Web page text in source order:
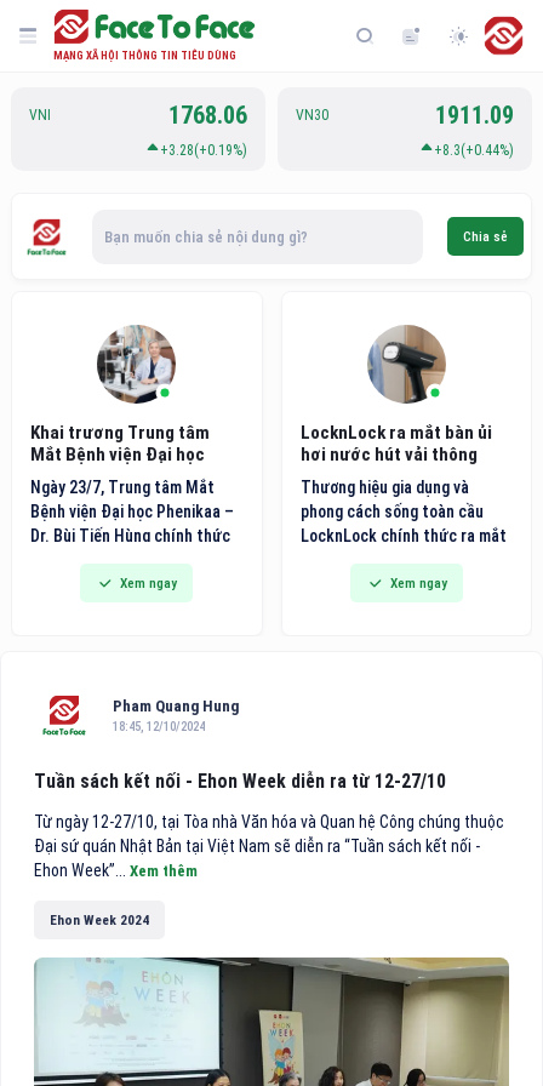
MẠNG XÃ HỘI THÔNG TIN TIÊU DÙNG
VNI 1768.06
+3.28(+0.19%)
VN30 1911.09
+8.3(+0.44%)
Bạn muốn chia sẻ nội dung gì? Chia sẻ
Khai trương Trung tâm
Mắt Bệnh viện Đại học
Phenikaa
Ngày 23/7, Trung tâm Mắt
Bệnh viện Đại học Phenikaa –
Dr. Bùi Tiến Hùng chính thức
đi vào hoạt động, đánh dấu
bước phát triển quan trọng
trong chiến lược hoàn thiện hệ
địa chỉ khám, điều trị và phẫu
thuật mắt chất lượng cao
chuyên sâu.
Xem ngay
LocknLock ra mắt bàn ủi
hơi nước hút vải thông
minh thế hệ mới
Thương hiệu gia dụng và
phong cách sống toàn cầu
LocknLock chính thức ra mắt
dòng bàn ủi hơi nước cầm tay
thế hệ mới tích hợp công nghệ
hút vải thông minh, hướng đến
Xem ngay
Pham Quang Hung
18:45, 12/10/2024
Tuần sách kết nối - Ehon Week diễn ra từ 12-27/10
Từ ngày 12-27/10, tại Tòa nhà Văn hóa và Quan hệ Công chúng thuộc
Đại sứ quán Nhật Bản tại Việt Nam sẽ diễn ra “Tuần sách kết nối -
Ehon Week”... Xem thêm
Ehon Week 2024